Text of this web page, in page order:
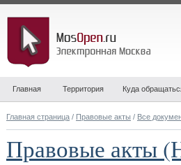
Главная Территория Куда
Главная страница / Правовые акты / Все
Правовые акты